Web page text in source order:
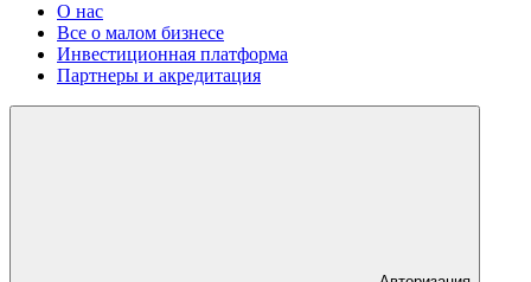
О нас
Все о малом бизнесе
Инвестиционная платформа
Партнеры и акредитация